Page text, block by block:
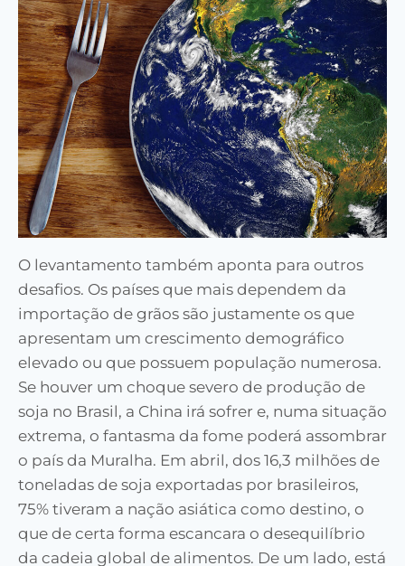
O levantamento também aponta para outros
desafios. Os países que mais dependem da
importação de grãos são justamente os que
apresentam um crescimento demográfico
elevado ou que possuem população numerosa.
Se houver um choque severo de produção de
soja no Brasil, a China irá sofrer e, numa situação
extrema, o fantasma da fome poderá assombrar
o país da Muralha. Em abril, dos 16,3 milhões de
toneladas de soja exportadas por brasileiros,
75% tiveram a nação asiática como destino, o
que de certa forma escancara o desequilíbrio
da cadeia global de alimentos. De um lado, está